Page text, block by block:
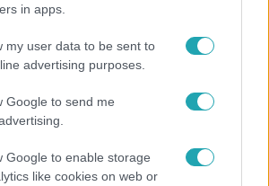
in apps.
my user data to be sent to
advertising purposes.
Google to send me
Google to enable storage
like cookies on web or